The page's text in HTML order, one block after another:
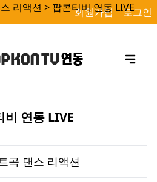
리액션 > 팝콘티비 연동 LIVE
회원가입 로그인
비 연동 LIVE
곡 댄스 리액션